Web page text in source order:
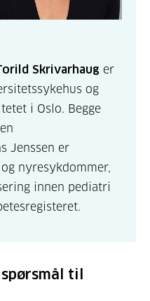
Skrivarhaug er
og
i Oslo. Begge
Jenssen er
nyresykdommer,
innen pediatri
til